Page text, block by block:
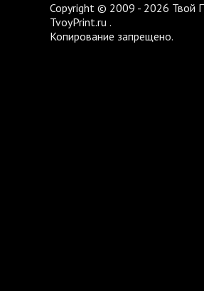
Copyright © 2009 - 2026 Твой
TvoyPrint.ru .
Копирование запрещено.